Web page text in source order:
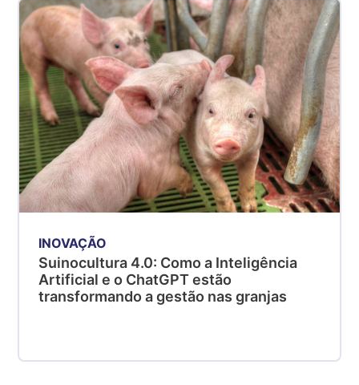
INOVAÇÃO
Suinocultura 4.0: Como a Inteligência
Artificial e o ChatGPT estão
transformando a gestão nas granjas